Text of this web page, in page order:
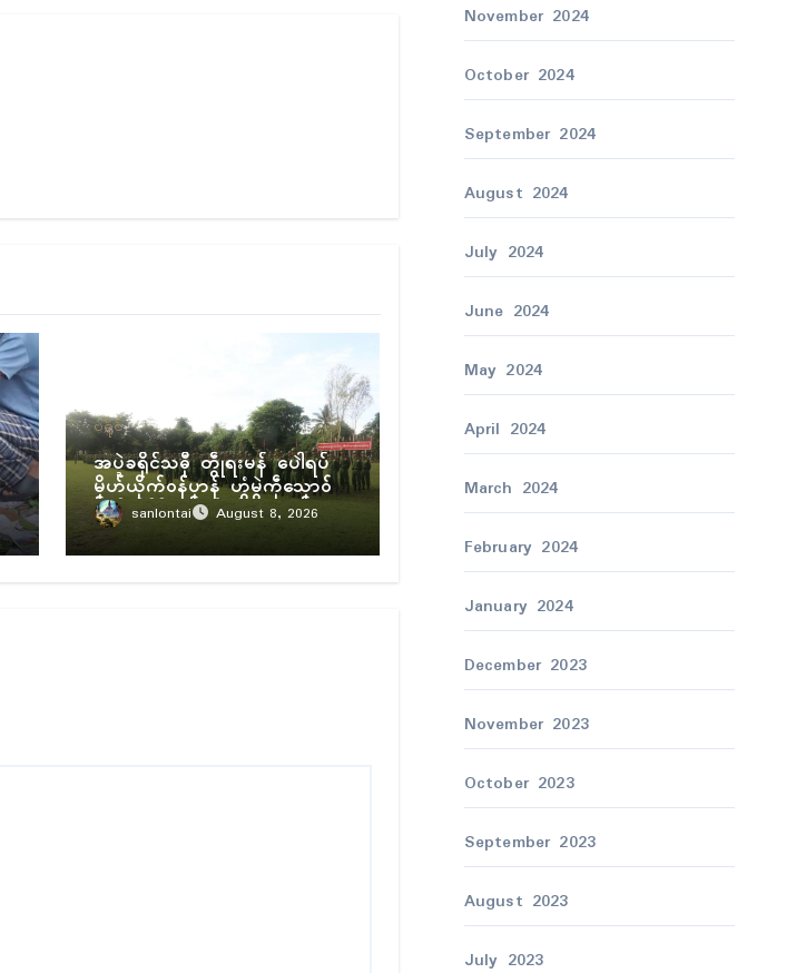
ပရိုၚ်
အပ္ဍဲခရိုၚ်သဓီု တွဵုရးမန် ပေါဲရပ်
မၞိဟ်ယိုက်ဝန်ပၞာန် ဟွံမွဲကဵုသၞောဝ်
မၞိဟ်ဘိုၚ်ရီု ဟွံမွဲဒှ်မံၚ်
sanlontai August 8, 2026
November 2024
October 2024
September 2024
August 2024
July 2024
June 2024
May 2024
April 2024
March 2024
February 2024
January 2024
December 2023
November 2023
October 2023
September 2023
August 2023
July 2023